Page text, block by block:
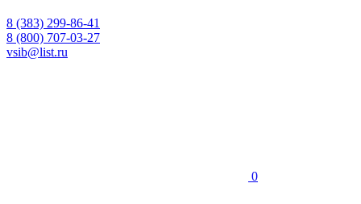
8 (383) 299-86-41
8 (800) 707-03-27
vsib@list.ru
0